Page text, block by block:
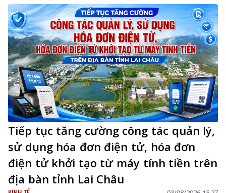
Tiếp tục tăng cường công tác quản lý,
sử dụng hóa đơn điện tử, hóa đơn
điện tử khởi tạo từ máy tính tiền trên
địa bàn tỉnh Lai Châu